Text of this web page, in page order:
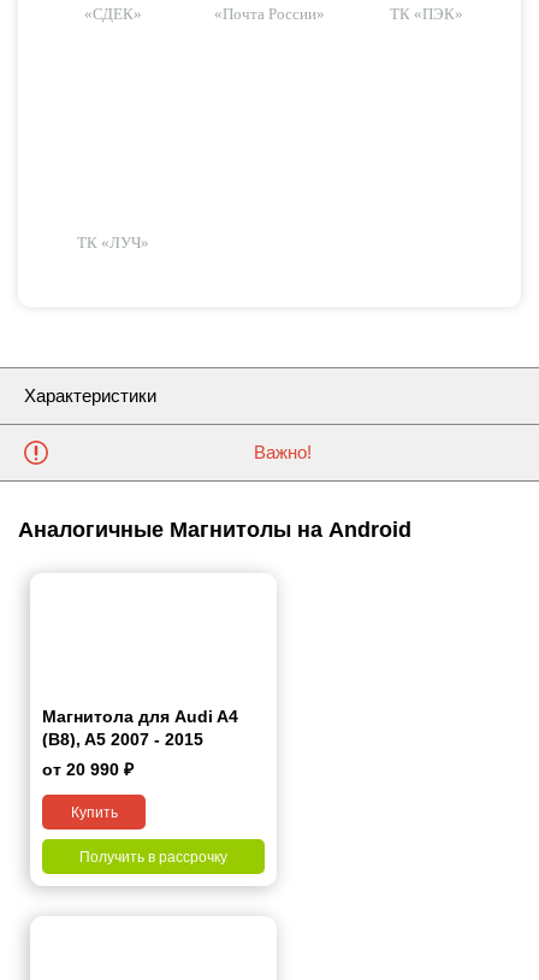
«СДЕК» «Почта России» ТК «ПЭК»
ТК «ЛУЧ»
Характеристики
Важно!
Аналогичные Магнитолы на Android
Магнитола для Audi A4
(B8), A5 2007 - 2015
от 20 990 ₽
Купить
Получить в рассрочку